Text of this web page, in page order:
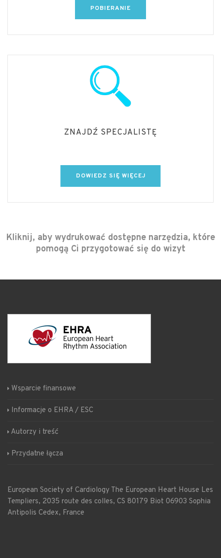
POBIERANIE
ZNAJDŹ SPECJALISTĘ
DOWIEDZ SIĘ WIĘCEJ
Kliknij, aby wydrukować dostępne narzędzia, które
pomogą Ci przygotować się do wizyt
Wsparcie finansowe
Informacje o EHRA / ESC
Autorzy i treść
Przydatne łącza
European Society of Cardiology The European Heart House Les
Templiers, 2035 route des colles, CS 80179 Biot 06903 Sophia
Antipolis Cedex, France